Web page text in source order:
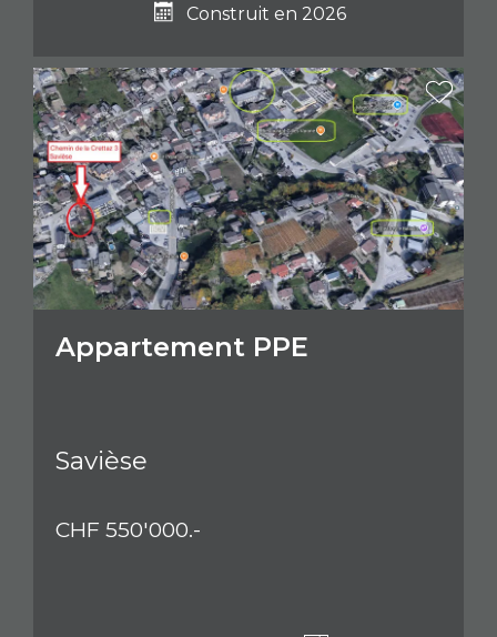
Construit en 2026
Appartement PPE
Savièse
CHF 550'000.-